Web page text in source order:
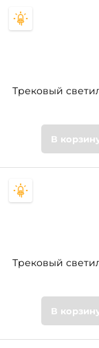
Цвет
основания
Стиль
Трековый
В
Трековый
В